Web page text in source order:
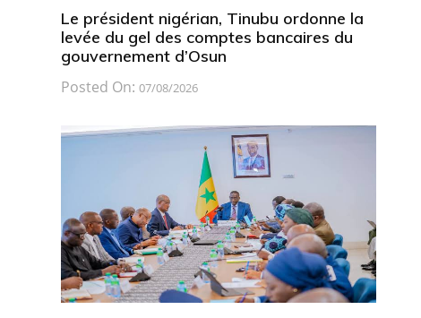
Le président nigérian, Tinubu ordonne la
levée du gel des comptes bancaires du
gouvernement d’Osun
Posted On: 07/08/2026